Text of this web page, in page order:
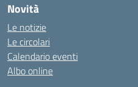
Novità
Le notizie
Le circolari
Calendario eventi
Albo online